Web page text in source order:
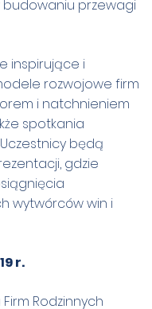
budowaniu przewagi
inspirujące i
rozwojowe firm
i natchnieniem
spotkania
będą
gdzie
wytwórców win i
r.
Rodzinnych